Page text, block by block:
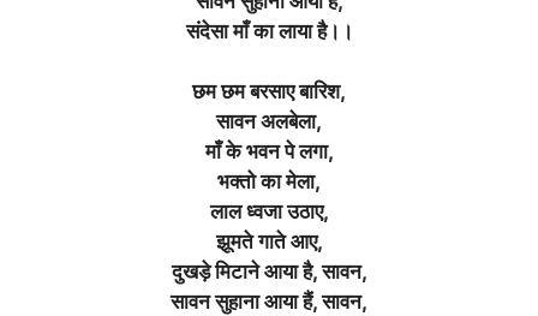
संदेसा माँ का लाया है।।
छम छम बरसाए बारिश,
सावन अलबेला,
माँ के भवन पे लगा,
भक्तो का मेला,
लाल ध्वजा उठाए,
झूमते गाते आए,
दुखड़े मिटाने आया है, सावन,
सावन सुहाना आया हैं, सावन,